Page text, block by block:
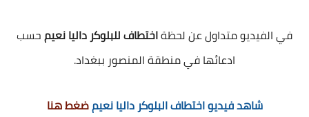
في الفيديو متداول عن لحظةاختطاف للبلوكر داليا نعيمحسب
ادعائها في منطقة المنصور ببغداد.
شاهد فيديو اختطاف البلوكر داليا نعيمضغط هنا